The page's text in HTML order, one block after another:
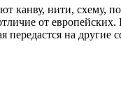
канву, нити, схему,
от
передастся на